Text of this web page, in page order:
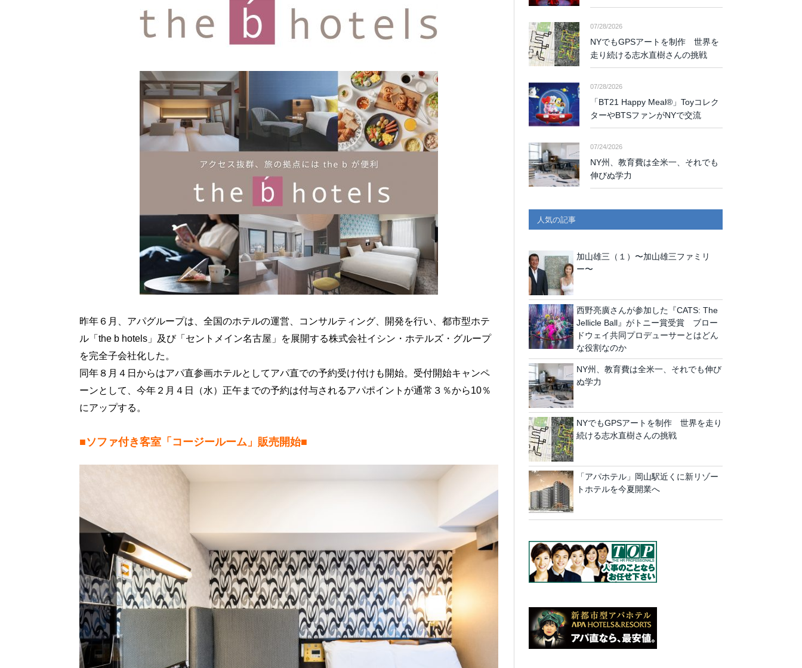
昨年６月、アパグループは、全国のホテルの運営、コンサルティング、開発を行い、都市型ホテ
ル「the b hotels」及び「セントメイン名古屋」を展開する株式会社イシン・ホテルズ・グループ
を完全子会社化した。
同年８月４日からはアパ直参画ホテルとしてアパ直での予約受け付けも開始。受付開始キャンペ
ーンとして、今年２月４日（水）正午までの予約は付与されるアパポイントが通常３％から10％
にアップする。
■ソファ付き客室「コージールーム」販売開始■
07/28/2026
NYでもGPSアートを制作 世界を
走り続ける志水直樹さんの挑戦
07/28/2026
「BT21 Happy Meal®」Toyコレク
ターやBTSファンがNYで交流
07/24/2026
NY州、教育費は全米一、それでも
伸びぬ学力
人気の記事
加山雄三（１）〜加山雄三ファミリ
ー〜
西野亮廣さんが参加した『CATS: The
Jellicle Ball』がトニー賞受賞 ブロー
ドウェイ共同プロデューサーとはどん
な役割なのか
NY州、教育費は全米一、それでも伸び
ぬ学力
NYでもGPSアートを制作 世界を走り
続ける志水直樹さんの挑戦
「アパホテル」岡山駅近くに新リゾー
トホテルを今夏開業へ